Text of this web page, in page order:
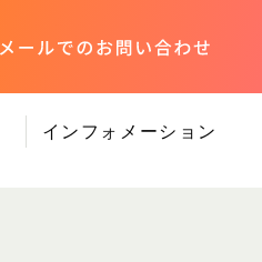
インフォメーション